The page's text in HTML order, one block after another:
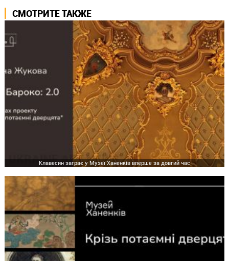
СМОТРИТЕ ТАКЖЕ
Клавесин заграє у Музеї Ханенків вперше за довгий час